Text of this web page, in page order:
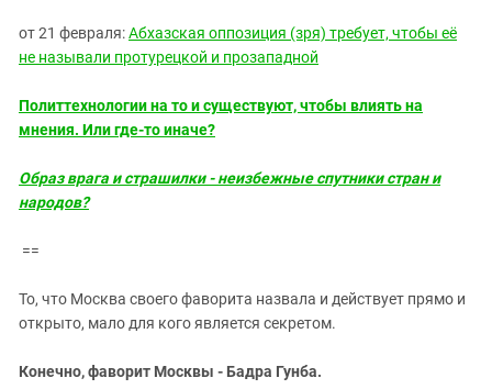
от 21 февраля:Абхазская оппозиция (зря) требует, чтобы её
не называли протурецкой и прозападной
Политтехнологии на то и существуют, чтобы влиять на
мнения. Или где-то иначе?
Образ врага и страшилки - неизбежные спутники стран и
народов?
==
То, что Москва своего фаворита назвала и действует прямо и
открыто, мало для кого является секретом.
Конечно, фаворит Москвы - Бадра Гунба.